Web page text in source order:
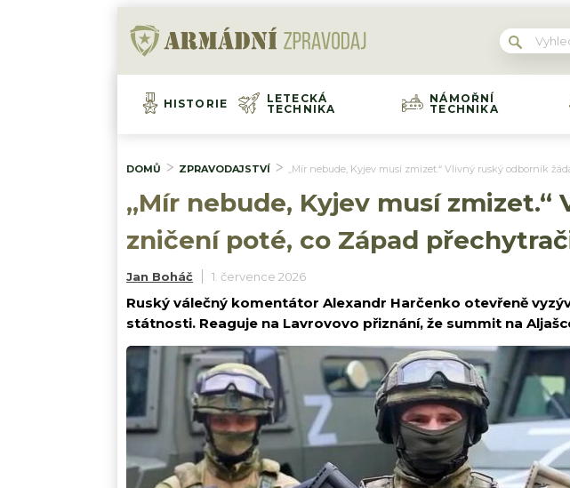
HISTORIE
LETECKÁ
TECHNIKA
NÁMOŘNÍ
TECHNIKA
DOMŮ ZPRAVODAJSTVÍ „Mír nebude, Kyjev musí zmizet.“ Vlivný ruský odborník
„Mír nebude, Kyjev musí
zničení poté, co Západ
Jan Boháč 1. července 2026
Ruský válečný komentátor Alexandr Harčenko otevřeně
státnosti. Reaguje na Lavrovovo přiznání, že summit na